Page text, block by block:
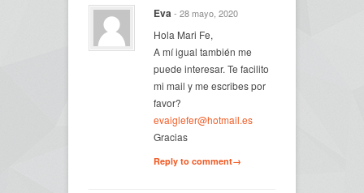
Eva- 28 mayo, 2020
Hola Mari Fe,
A mí igual también me
puede interesar. Te facilito
mi mail y me escribes por
favor?
evaiglefer@hotmail.es
Gracias
Reply to comment→